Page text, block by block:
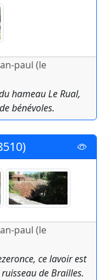
paul (le
hameau Le Rual,
bénévoles.
paul (le
ce lavoir est
de Brailles.